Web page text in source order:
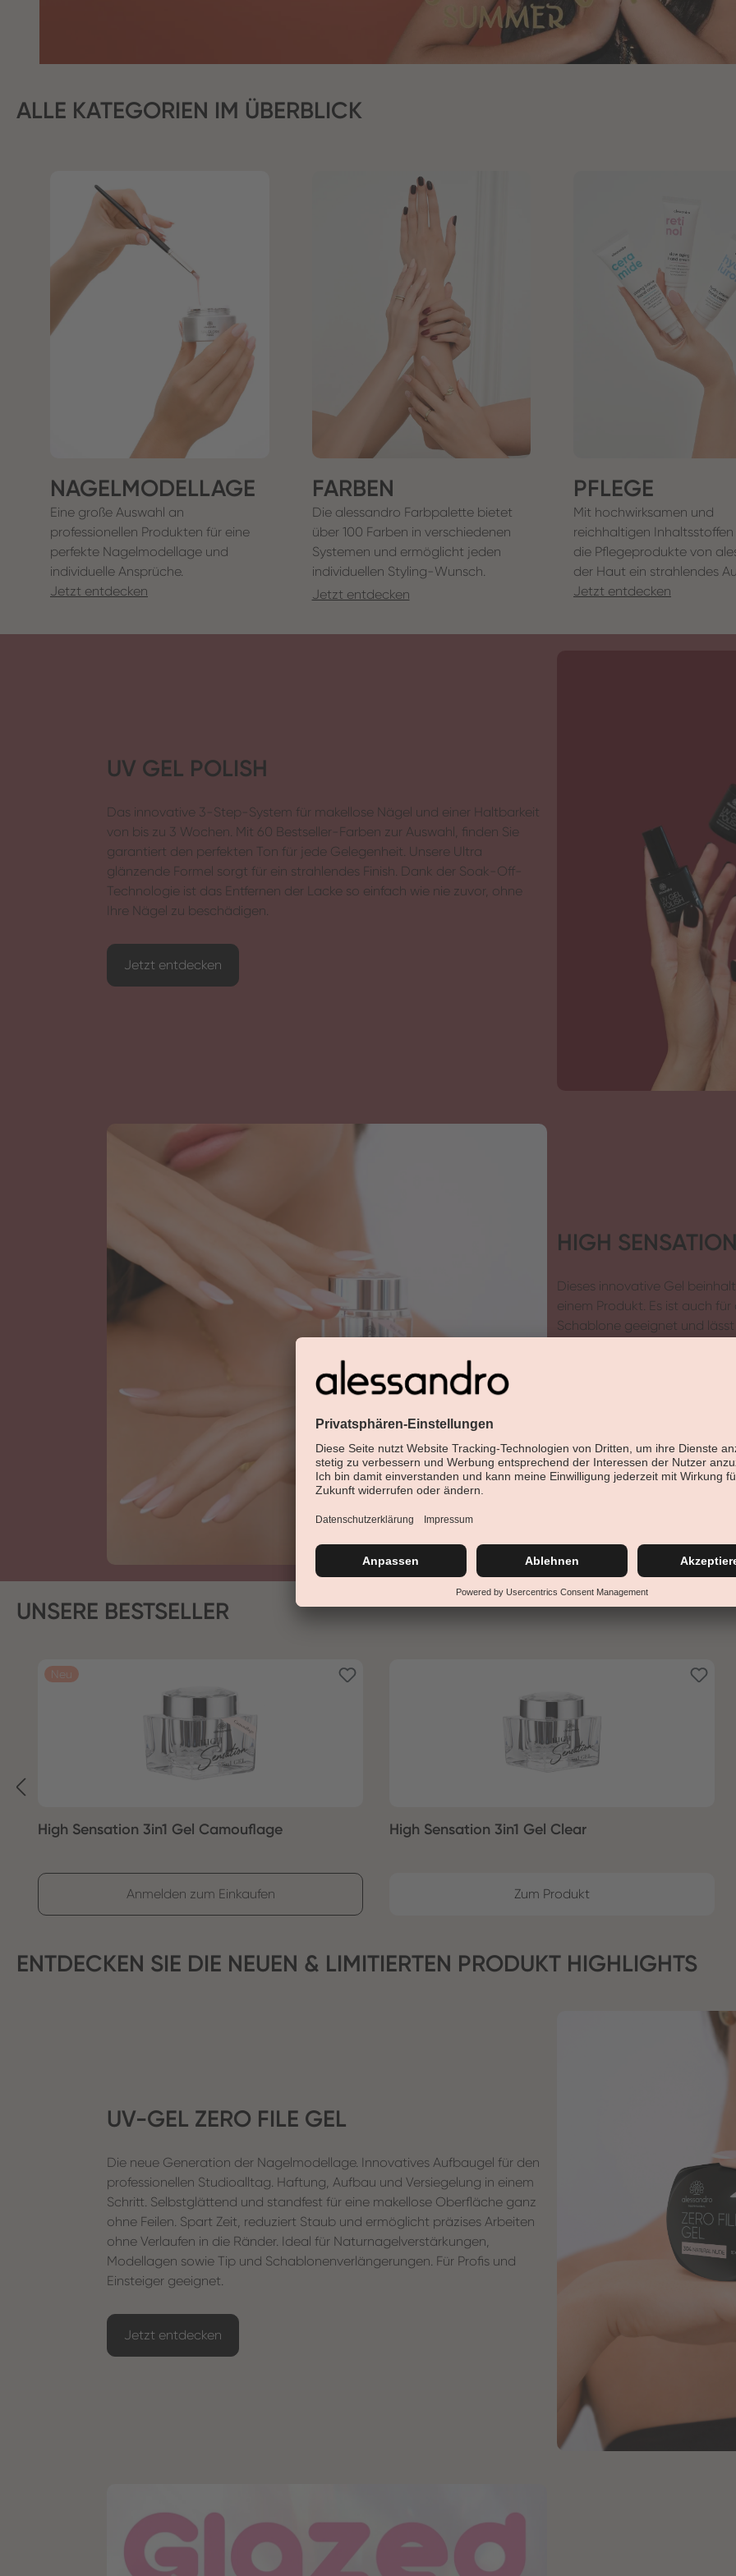
ALLE KATEGORIEN IM ÜBERBLICK
NAGELMODELLAGE
Eine große Auswahl an
professionellen Produkten für eine
perfekte Nagelmodellage und
individuelle Ansprüche.
Jetzt entdecken
FARBEN
Die alessandro Farbpalette bietet
über 100 Farben in verschiedenen
Systemen und ermöglicht jeden
individuellen Styling-Wunsch.
Jetzt entdecken
PFLEGE
Mit hochwirksamen und
reichhaltigen Inhaltsstoffen
die Pflegeprodukte von
der Haut ein strahlendes
Jetzt entdecken
UV GEL POLISH
Das innovative 3-Step-System für makellose Nägel und einer Haltbarkeit
von bis zu 3 Wochen. Mit 60 Bestseller-Farben zur Auswahl, finden Sie
garantiert den perfekten Ton für jede Gelegenheit. Unsere Ultra
glänzende Formel sorgt für ein strahlendes Finish. Dank der Soak-Off-
Technologie ist das Entfernen der Lacke so einfach wie nie zuvor, ohne
Ihre Nägel zu beschädigen.
Jetzt entdecken
HIGH
Dieses innovative Gel
einem Produkt. Es ist auch
Schablone geeignet und
auch für Problemnägel,
Glanz, zur Erzielung von
UNSERE BESTSELLER
Produktgalerie überspringen
Neu
High Sensation 3in1 Gel Camouflage
Anmelden zum Einkaufen
High Sensation 3in1 Gel Clear
Zum Produkt
ENTDECKEN SIE DIE NEUEN & LIMITIERTEN PRODUKT HIGHLIGHTS
UV-GEL ZERO FILE GEL
Die neue Generation der Nagelmodellage. Innovatives Aufbaugel für den
professionellen Studioalltag. Haftung, Aufbau und Versiegelung in einem
Schritt. Selbstglättend und standfest für eine makellose Oberfläche ganz
ohne Feilen. Spart Zeit, reduziert Staub und ermöglicht präzises Arbeiten
ohne Verlaufen in die Ränder. Ideal für Naturnagelverstärkungen,
Modellagen sowie Tip und Schablonenverlängerungen. Für Profis und
Einsteiger geeignet.
Jetzt entdecken